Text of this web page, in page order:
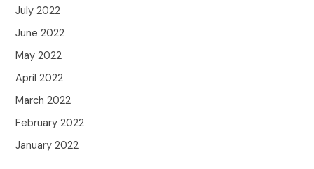
July 2022
June 2022
May 2022
April 2022
March 2022
February 2022
January 2022